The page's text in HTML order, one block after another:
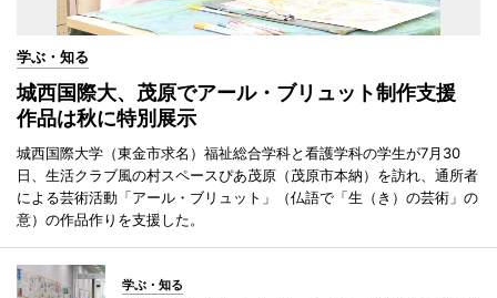
学ぶ・知る
城西国際大、茂原でアール・ブリュット制作支援
作品は秋に特別展示
城西国際大学（東金市求名）福祉総合学科と看護学科の学生が7月30
日、生活クラブ風の村スペースぴあ茂原（茂原市本納）を訪れ、通所者
による芸術活動「アール・ブリュット」（仏語で「生（き）の芸術」の
意）の作品作りを支援した。
学ぶ・知る